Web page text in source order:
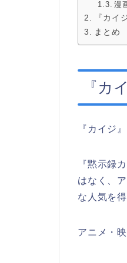
漫
『カイ
まとめ
『カ
『カイジ
『黙示録
はなく、
な人気を得
アニメ・